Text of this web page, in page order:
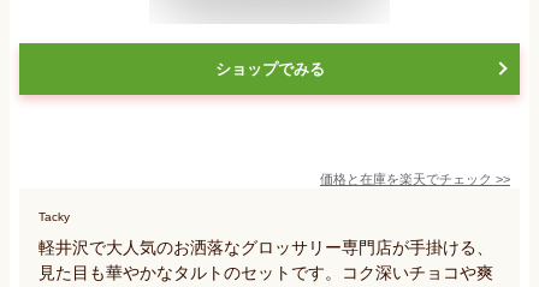
ショップでみる
価格と在庫を楽天でチェック >>
Tacky
軽井沢で大人気のお洒落なグロッサリー専門店が手掛ける、
見た目も華やかなタルトのセットです。コク深いチョコや爽